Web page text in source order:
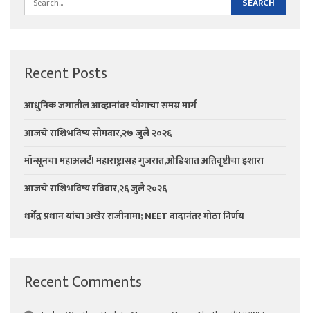
Recent Posts
आधुनिक जगातील आव्हानांवर योगाचा समग्र मार्ग
आजचे राशिभविष्य सोमवार,२७ जुलै २०२६
मॉन्सूनचा महाअलर्ट! महाराष्ट्रासह गुजरात,ओडिशात अतिवृष्टीचा इशारा
आजचे राशिभविष्य रविवार,२६ जुलै २०२६
धर्मेंद्र प्रधान यांचा अखेर राजीनामा; NEET वादानंतर मोठा निर्णय
Recent Comments